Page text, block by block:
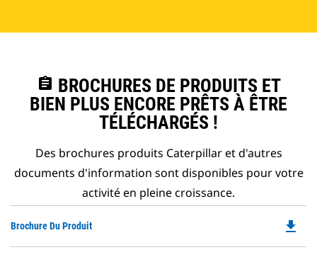
assignment BROCHURES DE PRODUITS ET
BIEN PLUS ENCORE PRÊTS À ÊTRE
TÉLÉCHARGÉS !
Des brochures produits Caterpillar et d'autres
documents d'information sont disponibles pour votre
activité en pleine croissance.
Brochure Du Produit file_download